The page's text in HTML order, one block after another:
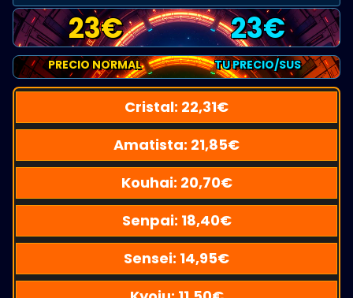
23€ 23€
PRECIO NORMAL TU PRECIO/SUS
Cristal: 22,31€
Amatista: 21,85€
Kouhai: 20,70€
Senpai: 18,40€
Sensei: 14,95€